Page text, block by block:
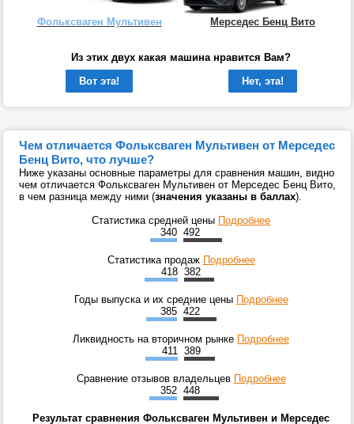
Фольксваген Мультивен Мерседес Бенц Вито
Из этих двух какая машина нравится Вам?
Вот эта!
Нет, эта!
Чем отличается Фольксваген Мультивен от Мерседес
Бенц Вито, что лучше?
Ниже указаны основные параметры для сравнения машин, видно
чем отличается Фольксваген Мультивен от Мерседес Бенц Вито,
в чем разница между ними (значения указаны в баллах).
Статистика средней цены Подробнее
340 492
Статистика продаж Подробнее
418 382
Годы выпуска и их средние цены Подробнее
385 422
Ликвидность на вторичном рынке Подробнее
411
389
Сравнение отзывов владельцев Подробнее
352 448
Результат сравнения Фольксваген Мультивен и Мерседес